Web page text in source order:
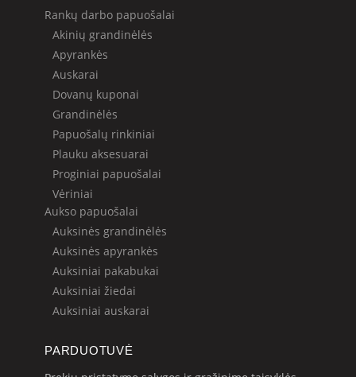
Rankų darbo papuošalai
Akinių grandinėlės
Apyrankės
Auskarai
Dovanų kuponai
Grandinėlės
Papuošalų rinkiniai
Plauku aksesuarai
Proginiai papuošalai
Vėriniai
Aukso papuošalai
Auksinės grandinėlės
Auksinės apyrankės
Auksiniai pakabukai
Auksiniai žiedai
Auksiniai auskarai
PARDUOTUVĖ